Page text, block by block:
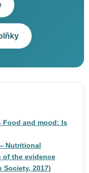
and mood: Is
Nutritional
of the evidence
2017)